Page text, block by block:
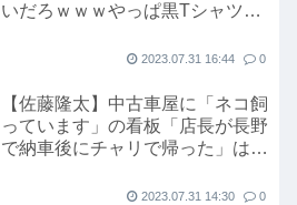
いだろｗｗｗやっぱ黒Tシャツだ
2023.07.31 16:44 0
【佐藤隆太】中古車屋に「ネコ飼
っています」の看板「店長が長野
で納車後にチャリで帰った」は本
2023.07.31 14:30 0